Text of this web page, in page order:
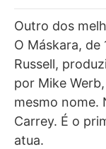
Outro dos
O Máskara, de
Russell,
por Mike
mesmo nome.
Carrey. É o
atua.